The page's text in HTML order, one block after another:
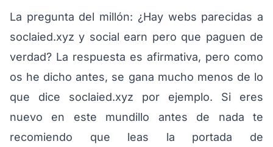
La pregunta del millón: ¿Hay webs parecidas a
soclaied.xyz y social earn pero que paguen de
verdad? La respuesta es afirmativa, pero como
os he dicho antes, se gana mucho menos de lo
que dice soclaied.xyz por ejemplo. Si eres
nuevo en este mundillo antes de nada te
recomiendo que leas la portada de